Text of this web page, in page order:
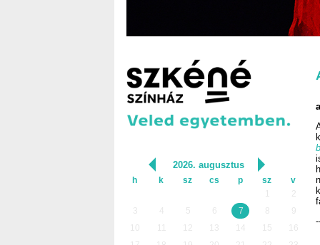
2026. augusztus
h k sz cs p sz
v
2
3
5 6 7
9
12 13 15
16